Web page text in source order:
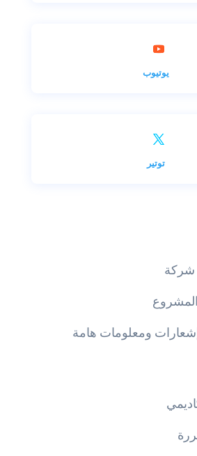
يوتيوب
توتير
شركة
ومعلومات هامة